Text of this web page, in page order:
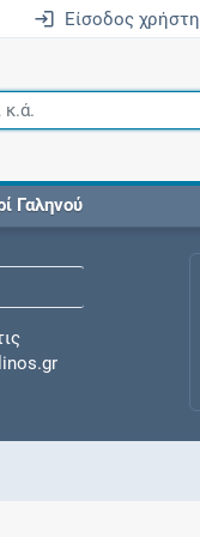
Είσοδος χρήστη
Γαληνού